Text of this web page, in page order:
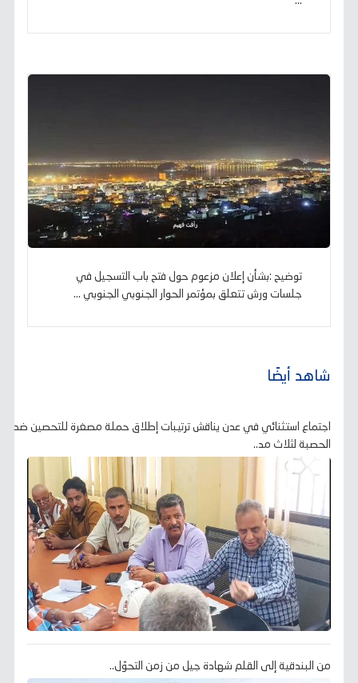
توضيح :بشأن إعلان مزعوم حول فتح باب التسجيل في
جلسات ورش تتعلق بمؤتمر الحوار الجنوبي الجنوبي ...
شاهد أيضًا
اجتماع استثنائي في عدن يناقش ترتيبات إطلاق حملة مصغرة للتحصين ضد
الحصبة لثلاث مد..
من البندقية إلى القلم شهادة جيل من زمن التحوّل..